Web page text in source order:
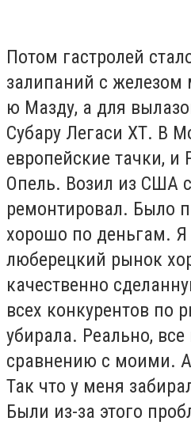
Потом гастролей
залипаний с
ю Мазду, а для
Субару Легаси ХТ. В
европейские тачки, и
Опель. Возил из США
ремонтировал. Было
хорошо по деньгам.
люберецкий рынок
качественно
всех конкурентов по
убирала. Реально,
сравнению с моими.
Так что у меня
Были из-за этого